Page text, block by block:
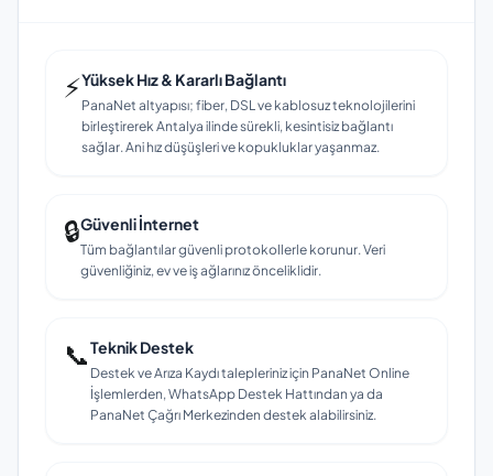
⚡Yüksek Hız & Kararlı Bağlantı
PanaNet altyapısı; fiber, DSL ve kablosuz teknolojilerini
birleştirerek Antalya ilinde sürekli, kesintisiz bağlantı
sağlar. Ani hız düşüşleri ve kopukluklar yaşanmaz.
🔒Güvenli İnternet
Tüm bağlantılar güvenli protokollerle korunur. Veri
güvenliğiniz, ev ve iş ağlarınız önceliklidir.
📞Teknik Destek
Destek ve Arıza Kaydı talepleriniz için PanaNet Online
İşlemlerden, WhatsApp Destek Hattından ya da
PanaNet Çağrı Merkezinden destek alabilirsiniz.